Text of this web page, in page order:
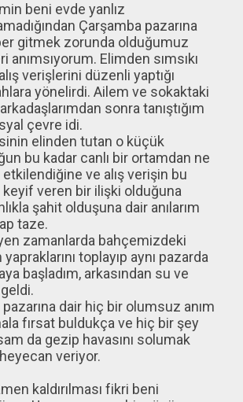
beni evde yanlız
Çarşamba pazarına
gitmek zorunda olduğumuz
anımsıyorum. Elimden sımsıkı
verişlerini düzenli yaptığı
yönelirdi. Ailem ve sokaktaki
sonra tanıştığım
çevre idi.
elinden tutan o küçük
bu kadar canlı bir ortamdan ne
etkilendiğine ve alış verişin bu
keyif veren bir ilişki olduğuna
şahit olduşuna dair anılarım
taze.
zamanlarda bahçemizdeki
toplayıp aynı pazarda
başladım, arkasından su ve
dair hiç bir olumsuz anım
fırsat buldukça ve hiç bir şey
da gezip havasını solumak
veriyor.
kaldırılması fikri beni